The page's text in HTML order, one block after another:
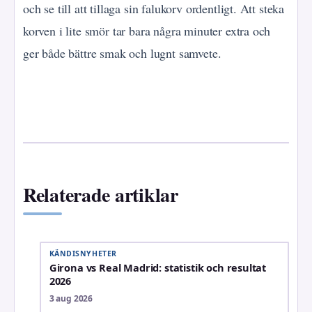
och se till att tillaga sin falukorv ordentligt. Att steka
korven i lite smör tar bara några minuter extra och
ger både bättre smak och lugnt samvete.
Relaterade artiklar
KÄNDISNYHETER
Girona vs Real Madrid: statistik och resultat
2026
3 aug 2026